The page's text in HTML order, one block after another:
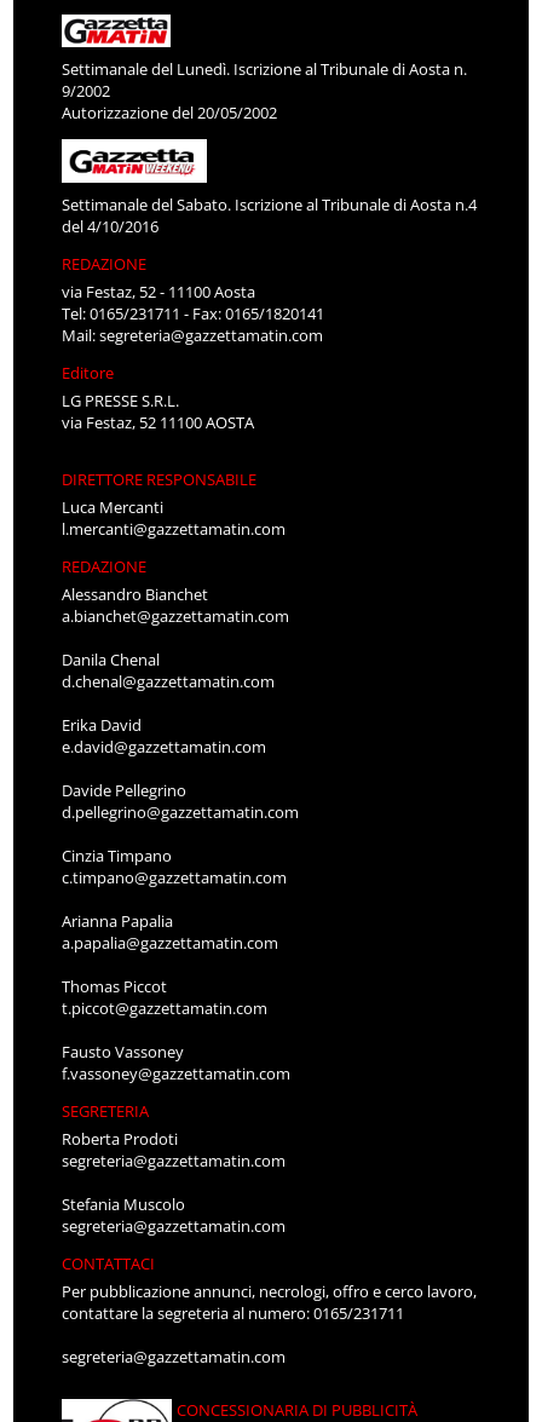
Settimanale del Lunedì. Iscrizione al Tribunale di Aosta n.
9/2002
Autorizzazione del 20/05/2002
Settimanale del Sabato. Iscrizione al Tribunale di Aosta n.4
del 4/10/2016
REDAZIONE
via Festaz, 52 - 11100 Aosta
Tel: 0165/231711 - Fax: 0165/1820141
Mail:segreteria@gazzettamatin.com
Editore
LG PRESSE S.R.L.
via Festaz, 52 11100 AOSTA
DIRETTORE RESPONSABILE
Luca Mercanti
l.mercanti@gazzettamatin.com
REDAZIONE
Alessandro Bianchet
a.bianchet@gazzettamatin.com
Danila Chenal
d.chenal@gazzettamatin.com
Erika David
e.david@gazzettamatin.com
Davide Pellegrino
d.pellegrino@gazzettamatin.com
Cinzia Timpano
c.timpano@gazzettamatin.com
Arianna Papalia
a.papalia@gazzettamatin.com
Thomas Piccot
t.piccot@gazzettamatin.com
Fausto Vassoney
f.vassoney@gazzettamatin.com
SEGRETERIA
Roberta Prodoti
segreteria@gazzettamatin.com
Stefania Muscolo
segreteria@gazzettamatin.com
CONTATTACI
Per pubblicazione annunci, necrologi, offro e cerco lavoro,
contattare la segreteria al numero: 0165/231711
segreteria@gazzettamatin.com
CONCESSIONARIA DI PUBBLICITÀ